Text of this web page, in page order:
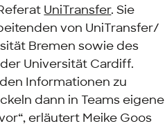
UniTransfer. Sie
von UniTransfer/
Bremen sowie des
der Universität Cardiff.
Informationen zu
dann in Teams eigene
erläutert Meike Goos